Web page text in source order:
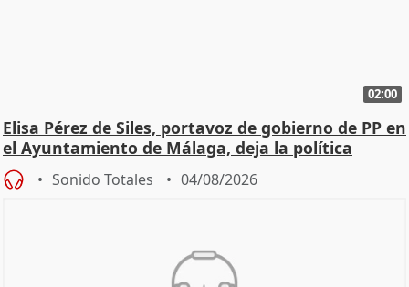
02:00
Elisa Pérez de Siles, portavoz de gobierno de PP en
el Ayuntamiento de Málaga, deja la política
Sonido Totales 04/08/2026